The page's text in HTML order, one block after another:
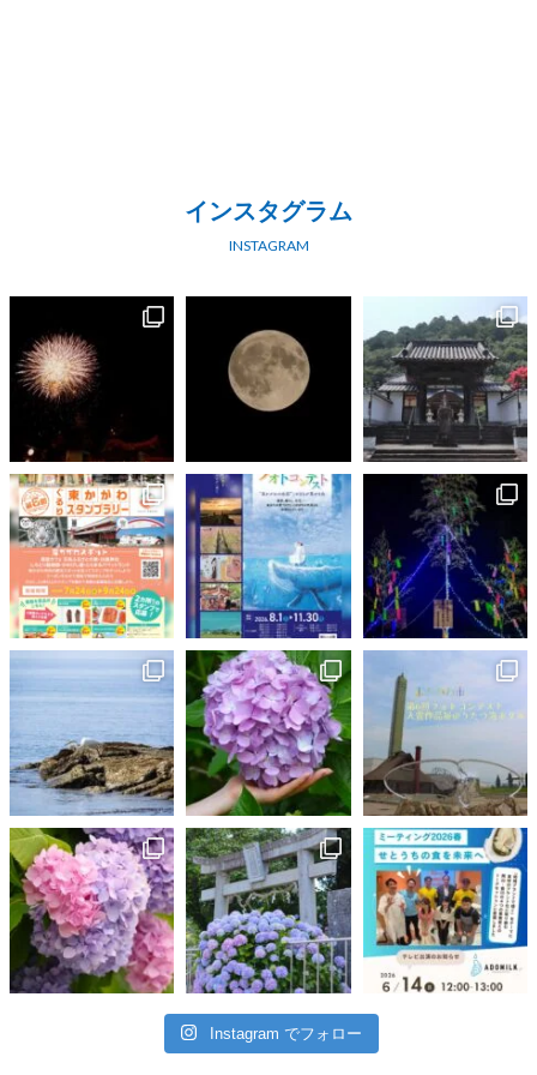
インスタグラム
INSTAGRAM
Instagram でフォロー